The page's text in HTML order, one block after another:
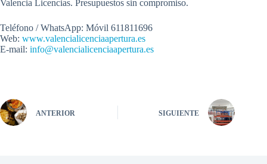
Valencia Licencias. Presupuestos sin compromiso.
Teléfono / WhatsApp: Móvil 611811696
Web: www.valencialicenciaapertura.es
E-mail: info@valencialicenciaapertura.es
ANTERIOR SIGUIENTE